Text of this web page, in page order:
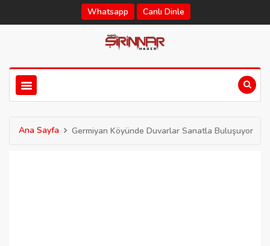
Whatsapp Canlı Dinle
Ana Sayfa Germiyan Köyünde Duvarlar Sanatla Buluşuyor